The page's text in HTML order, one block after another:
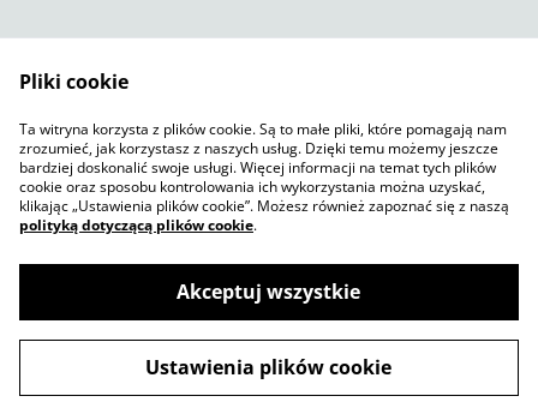
Polityka prywatności
SumUp
Polityka plików cookie
©2026Jelly Sketch Shop
powered by
Pliki cookie
Ta witryna korzysta z plików cookie. Są to małe pliki, które pomagają nam
zrozumieć, jak korzystasz z naszych usług. Dzięki temu możemy jeszcze
bardziej doskonalić swoje usługi. Więcej informacji na temat tych plików
cookie oraz sposobu kontrolowania ich wykorzystania można uzyskać,
klikając „Ustawienia plików cookie”. Możesz również zapoznać się z naszą
polityką dotyczącą plików cookie.
Akceptuj wszystkie
Ustawienia plików cookie